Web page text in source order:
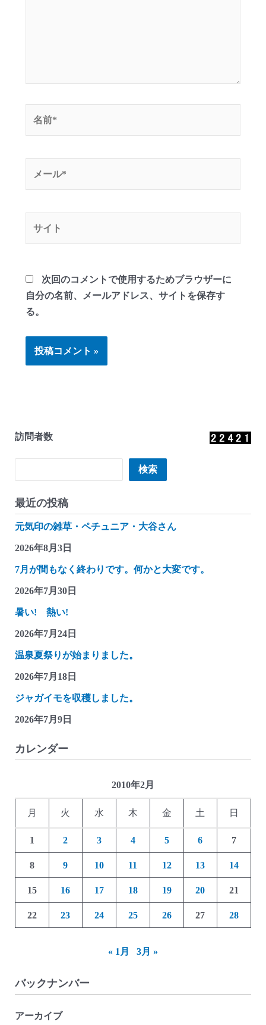
*
次回のコメントで使用するためブラウザーに
自分の名前、メールアドレス、サイトを保存す
る。
訪問者数
検索
最近の投稿
元気印の雑草・ペチュニア・大谷さん
2026年8月3日
7月が間もなく終わりです。何かと大変です。
2026年7月30日
暑い! 熱い!
2026年7月24日
温泉夏祭りが始まりました。
2026年7月18日
ジャガイモを収穫しました。
2026年7月9日
カレンダー
2010年2月
月 火 水 木 金 土 日
1 2 3 4 5 6 7
8 9 10 11 12 13 14
15 16 17 18 19 20 21
22 23 24 25 26 27 28
« 1月 3月 »
バックナンバー
アーカイブ